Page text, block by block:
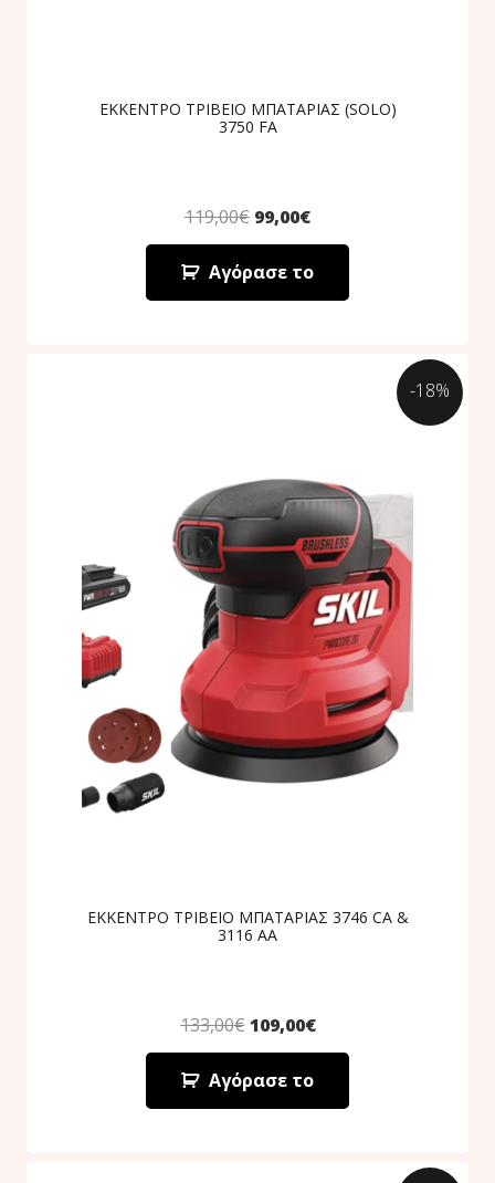
ΕΚΚΕΝΤΡΟ ΤΡΙΒΕΙΟ ΜΠΑΤΑΡΙΑΣ (SOLO)
3750 FA
119,00€ 99,00€
Αγόρασε το
ΕΚΚΕΝΤΡΟ ΤΡΙΒΕΙΟ ΜΠΑΤΑΡΙΑΣ 3746 CA &
3116 AA
133,00€ 109,00€
Αγόρασε το
-18%